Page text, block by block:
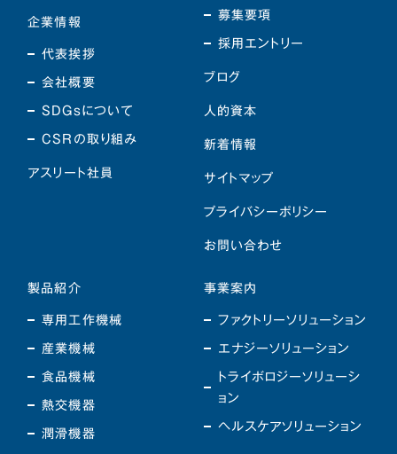
企業情報
代表挨拶
会社概要
SDGsについて
CSRの取り組み
アスリート社員
事業案内
ファクトリーソリューション
エナジーソリューション
トライボロジーソリューシ
ョン
ヘルスケアソリューション
製品紹介
専用工作機械
産業機械
食品機械
熱交機器
潤滑機器
募集要項
採用エントリー
ブログ
人的資本
新着情報
サイトマップ
プライバシーポリシー
お問い合わせ